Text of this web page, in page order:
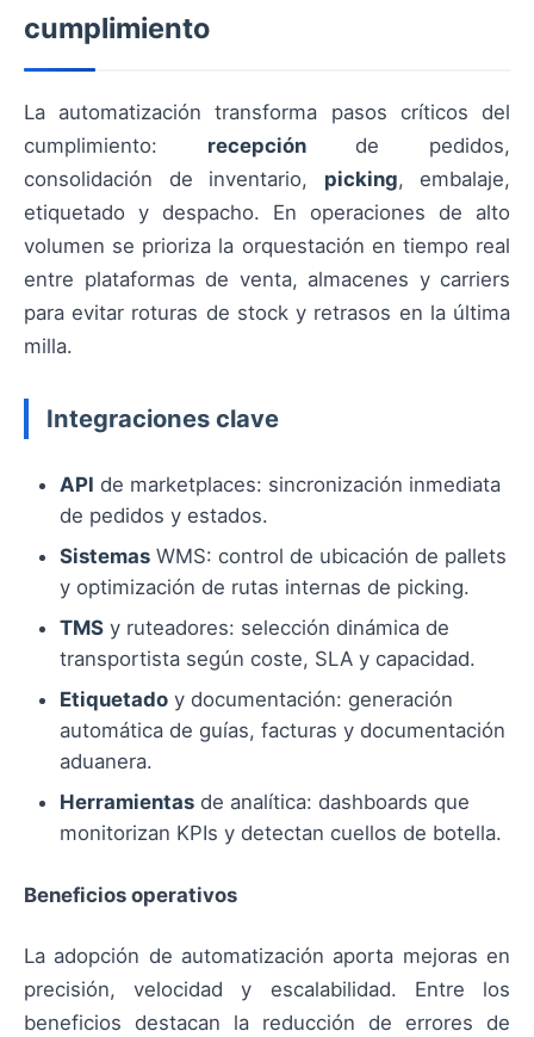
cumplimiento
La automatización transforma pasos críticos del
cumplimiento: recepciónde pedidos,
consolidación de inventario, picking, embalaje,
etiquetado y despacho. En operaciones de alto
volumen se prioriza la orquestación en tiempo real
entre plataformas de venta, almacenes y carriers
para evitar roturas de stock y retrasos en la última
milla.
Integraciones clave
API de marketplaces: sincronización inmediata
de pedidos y estados.
Sistemas WMS: control de ubicación de pallets
y optimización de rutas internas de picking.
TMS y ruteadores: selección dinámica de
transportista según coste, SLA y capacidad.
Etiquetado y documentación: generación
automática de guías, facturas y documentación
aduanera.
Herramientas de analítica: dashboards que
monitorizan KPIs y detectan cuellos de botella.
Beneficios operativos
La adopción de automatización aporta mejoras en
precisión, velocidad y escalabilidad. Entre los
beneficios destacan la reducción de errores de